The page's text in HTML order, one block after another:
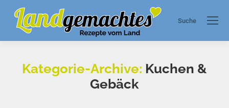
Search:
Suche
Kategorie-Archive: Kuchen &
Gebäck